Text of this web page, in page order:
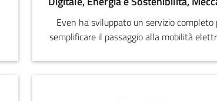
Even ha sviluppato un servizio completo
semplificare il passaggio alla mobilità
EV. Offriamo una stazione di ricarica